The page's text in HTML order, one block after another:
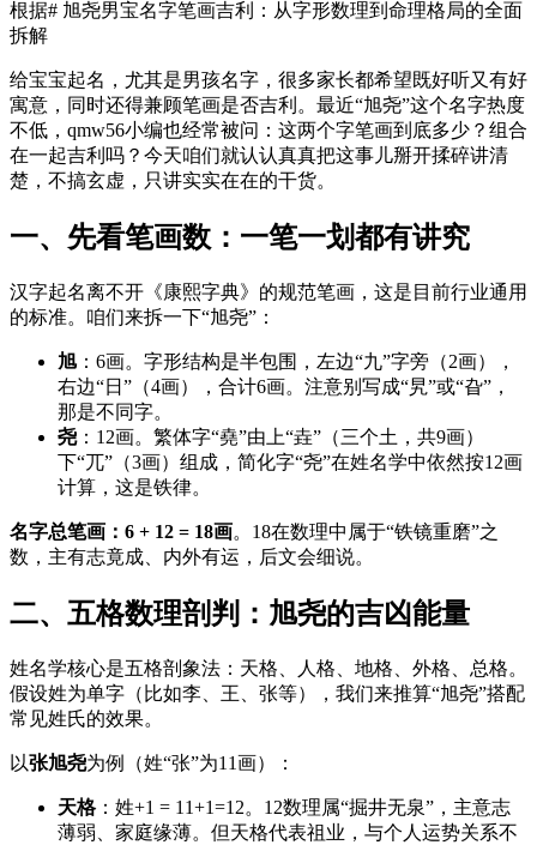
根据# 旭尧男宝名字笔画吉利：从字形数理到命理格局的全面
拆解
给宝宝起名，尤其是男孩名字，很多家长都希望既好听又有好
寓意，同时还得兼顾笔画是否吉利。最近“旭尧”这个名字热度
不低，qmw56小编也经常被问：这两个字笔画到底多少？组合
在一起吉利吗？今天咱们就认认真真把这事儿掰开揉碎讲清
楚，不搞玄虚，只讲实实在在的干货。
一、先看笔画数：一笔一划都有讲究
汉字起名离不开《康熙字典》的规范笔画，这是目前行业通用
的标准。咱们来拆一下“旭尧”：
旭 ：6画。字形结构是半包围，左边“九”字旁（2画），
右边“日”（4画），合计6画。注意别写成“旯”或“旮”，
那是不同字。
尧：12画。繁体字“堯”由上“垚”（三个土，共9画）
下“兀”（3画）组成，简化字“尧”在姓名学中依然按12画
计算，这是铁律。
名字总笔画：6 + 12 = 18画。18在数理中属于“铁镜重磨”之
数，主有志竟成、内外有运，后文会细说。
二、五格数理剖判：旭尧的吉凶能量
姓名学核心是五格剖象法：天格、人格、地格、外格、总格。
假设姓为单字（比如李、王、张等），我们来推算“旭尧”搭配
常见姓氏的效果。
以张旭尧为例（姓“张”为11画）：
天格：姓+1 = 11+1=12。12数理属“掘井无泉”，主意志
薄弱、家庭缘薄。但天格代表祖业，与个人运势关系不